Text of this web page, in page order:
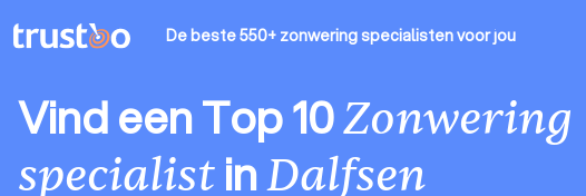
De beste 550+ zonwering specialistenvoor jou
Vind een Top 10Zonwering
specialistinDalfsen